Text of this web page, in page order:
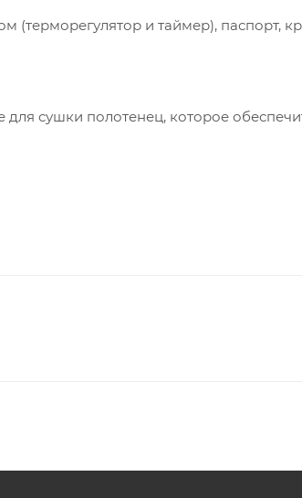
(терморегулятор и таймер), паспорт,
сушки полотенец, которое